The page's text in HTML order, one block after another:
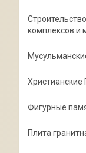
комплексов и
Христианские
Фигурные
Плита